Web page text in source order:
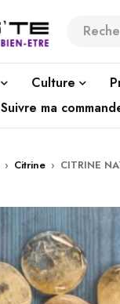
Culture
Suivre ma
› Citrine › CITRINE